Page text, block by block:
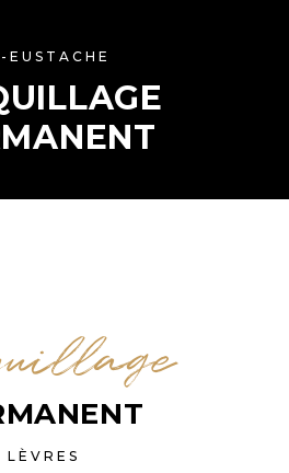
EUSTACHE
LÈVRES